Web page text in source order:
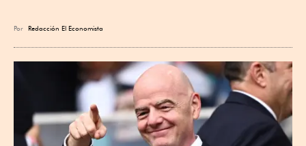
Por Redacción El Economista